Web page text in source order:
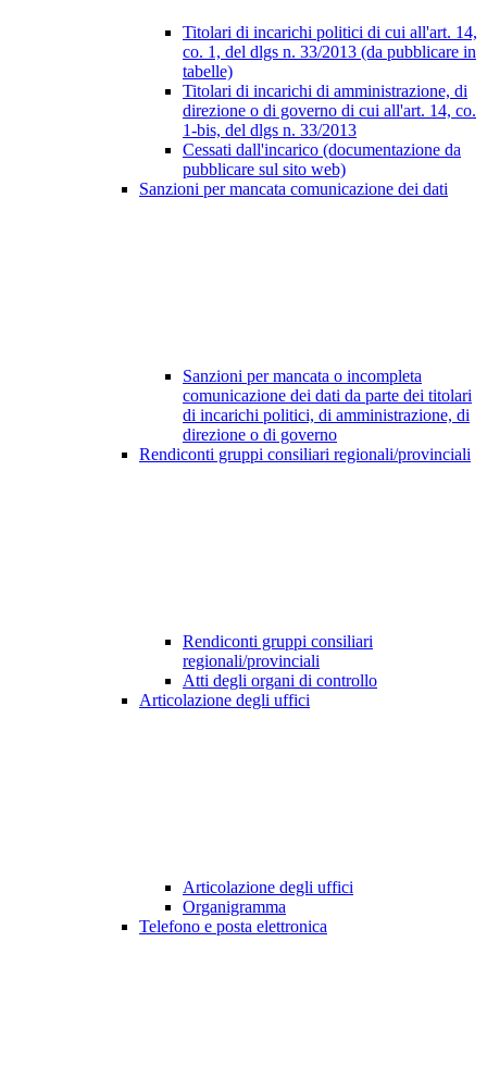
Titolari di incarichi politici di cui all'art. 14,
co. 1, del dlgs n. 33/2013 (da pubblicare in
tabelle)
Titolari di incarichi di amministrazione, di
direzione o di governo di cui all'art. 14, co.
1-bis, del dlgs n. 33/2013
Cessati dall'incarico (documentazione da
pubblicare sul sito web)
Sanzioni per mancata comunicazione dei dati
Sanzioni per mancata o incompleta
comunicazione dei dati da parte dei titolari
di incarichi politici, di amministrazione, di
direzione o di governo
Rendiconti gruppi consiliari regionali/provinciali
Rendiconti gruppi consiliari
regionali/provinciali
Atti degli organi di controllo
Articolazione degli uffici
Articolazione degli uffici
Organigramma
Telefono e posta elettronica